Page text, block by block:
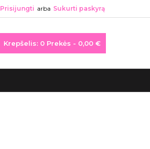
Prisijungti arba Sukurti paskyrą
Krepšelis: 0 Prekės - 0,00 €